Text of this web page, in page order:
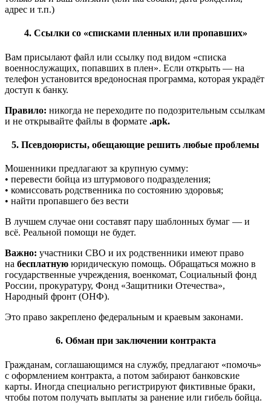
адрес и т.п.)
4. Ссылки со «списками пленных или пропавших»
Вам присылают файл или ссылку под видом «списка
военнослужащих, попавших в плен». Если открыть — на
телефон установится вредоносная программа, которая украдёт
доступ к банку.
Правило: никогда не переходите по подозрительным ссылкам
и не открывайте файлы в формате .apk.
5. Псевдоюристы, обещающие решить любые проблемы
Мошенники предлагают за крупную сумму:
• перевести бойца из штурмового подразделения;
• комиссовать родственника по состоянию здоровья;
• найти пропавшего без вести
В лучшем случае они составят пару шаблонных бумаг — и
всё. Реальной помощи не будет.
Важно: участники СВО и их родственники имеют право
на бесплатную юридическую помощь. Обращаться можно в
государственные учреждения, военкомат, Социальный фонд
России, прокуратуру, Фонд «Защитники Отечества»,
Народный фронт (ОНФ).
Это право закреплено федеральным и краевым законами.
6. Обман при заключении контракта
Гражданам, соглашающимся на службу, предлагают «помочь»
с оформлением контракта, а потом забирают банковские
карты. Иногда специально регистрируют фиктивные браки,
чтобы потом получать выплаты за ранение или гибель бойца.